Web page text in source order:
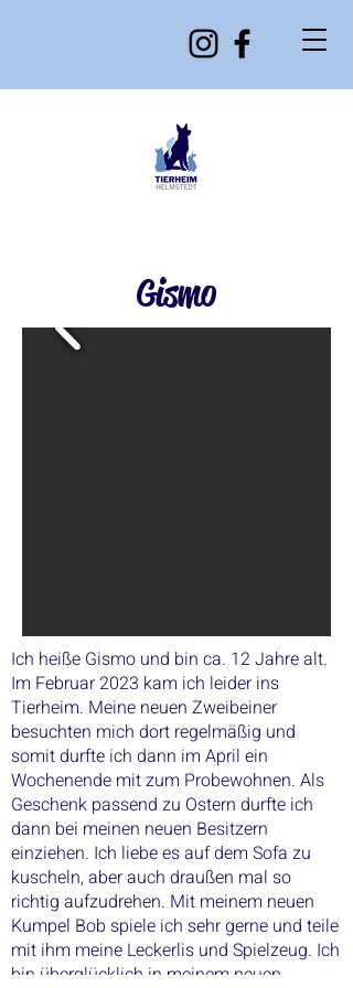
Gismo
Ich heiße Gismo und bin ca. 12 Jahre alt.
Im Februar 2023 kam ich leider ins
Tierheim. Meine neuen Zweibeiner
besuchten mich dort regelmäßig und
somit durfte ich dann im April ein
Wochenende mit zum Probewohnen. Als
Geschenk passend zu Ostern durfte ich
dann bei meinen neuen Besitzern
einziehen. Ich liebe es auf dem Sofa zu
kuscheln, aber auch draußen mal so
richtig aufzudrehen. Mit meinem neuen
Kumpel Bob spiele ich sehr gerne und teile
mit ihm meine Leckerlis und Spielzeug. Ich
bin überglücklich in meinem neuen